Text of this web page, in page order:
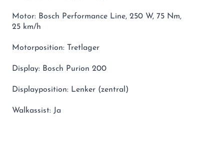
Motor: Bosch Performance Line, 250 W, 75 Nm,
25 km/h
Motorposition: Tretlager
Display: Bosch Purion 200
Displayposition: Lenker (zentral)
Walkassist: Ja